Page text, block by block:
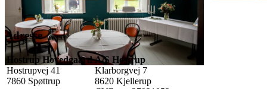
Adresse
Hostrup Hovedgaard
Hostrupvej 41
7860 Spøttrup
A/S Hostrup
Klarborgvej 7
8620 Kjellerup